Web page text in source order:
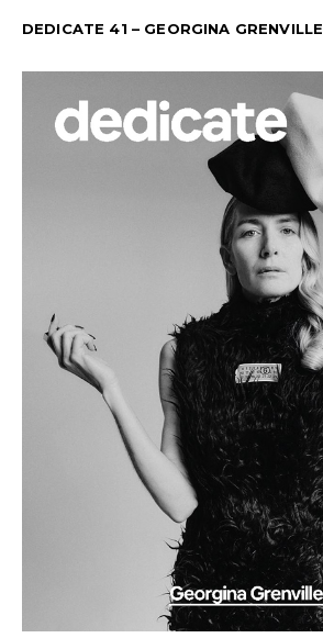
DEDICATE 41 – GEORGINA GRENVILLE